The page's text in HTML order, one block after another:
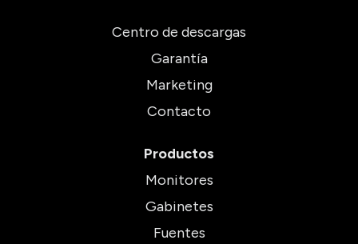
Centro de descargas
Garantía
Marketing
Contacto
Productos
Monitores
Gabinetes
Fuentes